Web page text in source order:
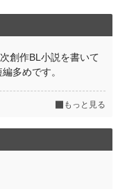
創作BL小説を書いて
多めです。
もっと見る